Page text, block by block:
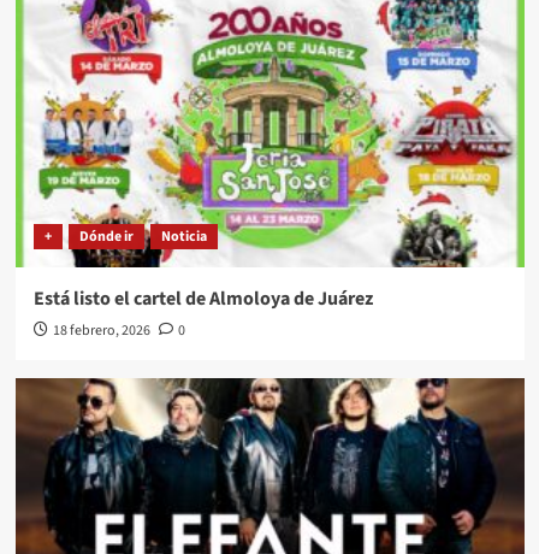
+ Dónde ir Noticia
Está listo el cartel de Almoloya de Juárez
18 febrero, 2026 0